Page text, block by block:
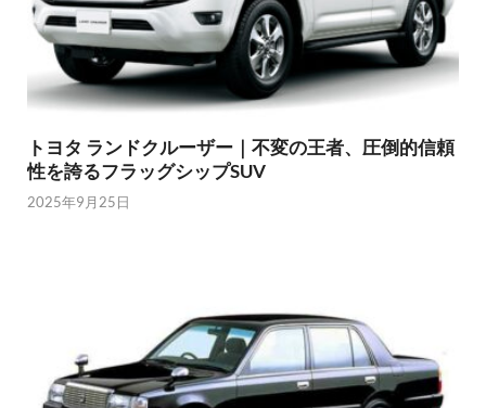
トヨタ ランドクルーザー｜不変の王者、圧倒的信頼
性を誇るフラッグシップSUV
2025年9月25日